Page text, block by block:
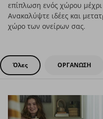
επίπλωση ενός χώρου
Ανακαλύψτε ιδέες και
χώρο των ονείρων σας.
Όλες ΟΡΓΑΝΩΣΗ